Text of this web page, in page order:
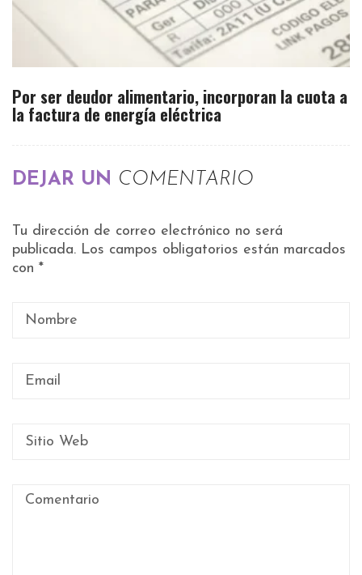
Por ser deudor alimentario, incorporan la cuota a
la factura de energía eléctrica
DEJAR UN COMENTARIO
Tu dirección de correo electrónico no será
publicada. Los campos obligatorios están marcados
con *